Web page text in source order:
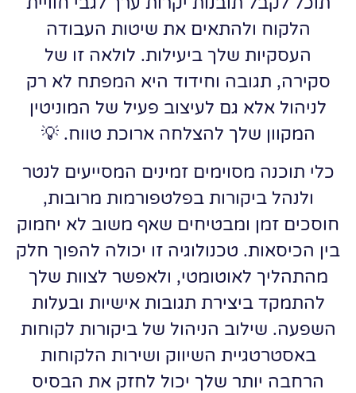
הלקוח ולהתאים את שיטות העבודה
העסקיות שלך ביעילות. לולאה זו של
סקירה, תגובה וחידוד היא המפתח לא רק
לניהול אלא גם לעיצוב פעיל של המוניטין
המקוון שלך להצלחה ארוכת טווח. 💡
כלי תוכנה מסוימים זמינים המסייעים לנטר
ולנהל ביקורות בפלטפורמות מרובות,
חוסכים זמן ומבטיחים שאף משוב לא יחמוק
בין הכיסאות. טכנולוגיה זו יכולה להפוך חלק
מהתהליך לאוטומטי, ולאפשר לצוות שלך
להתמקד ביצירת תגובות אישיות ובעלות
השפעה. שילוב הניהול של ביקורות לקוחות
באסטרטגיית השיווק ושירות הלקוחות
הרחבה יותר שלך יכול לחזק את הבסיס